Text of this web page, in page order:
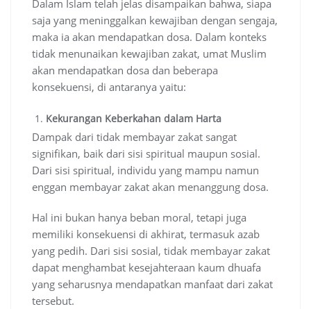
Dalam Islam telah jelas disampaikan bahwa, siapa
saja yang meninggalkan kewajiban dengan sengaja,
maka ia akan mendapatkan dosa. Dalam konteks
tidak menunaikan kewajiban zakat, umat Muslim
akan mendapatkan dosa dan beberapa
konsekuensi, di antaranya yaitu:
Kekurangan Keberkahan dalam Harta
Dampak dari tidak membayar zakat sangat
signifikan, baik dari sisi spiritual maupun sosial.
Dari sisi spiritual, individu yang mampu namun
enggan membayar zakat akan menanggung dosa.
Hal ini bukan hanya beban moral, tetapi juga
memiliki konsekuensi di akhirat, termasuk azab
yang pedih. Dari sisi sosial, tidak membayar zakat
dapat menghambat kesejahteraan kaum dhuafa
yang seharusnya mendapatkan manfaat dari zakat
tersebut.